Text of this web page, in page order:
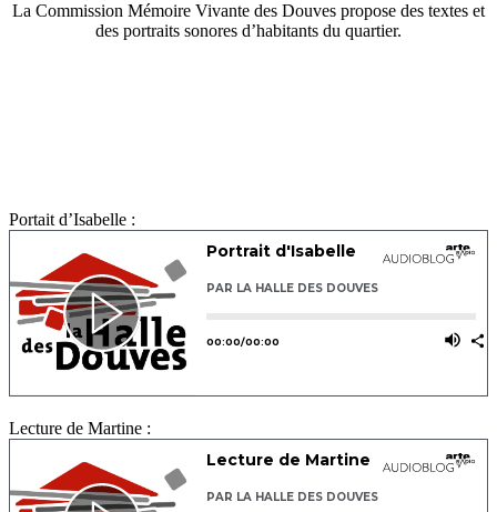
La Commission Mémoire Vivante des Douves propose des textes et
des portraits sonores d’habitants du quartier.
Portait d’Isabelle :
Lecture de Martine :